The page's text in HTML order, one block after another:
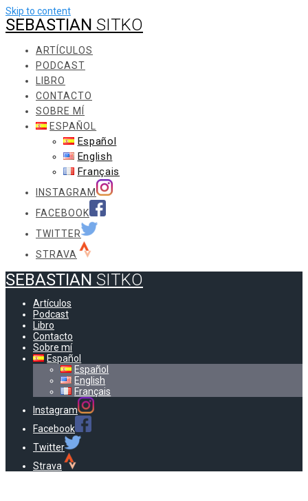
Skip to content
SEBASTIAN SITKO
ARTÍCULOS
PODCAST
LIBRO
CONTACTO
SOBRE MÍ
ESPAÑOL
Español
English
Français
INSTAGRAM
FACEBOOK
TWITTER
STRAVA
SEBASTIAN SITKO
Artículos
Podcast
Libro
Contacto
Sobre mí
Español
Español
English
Français
Instagram
Facebook
Twitter
Strava